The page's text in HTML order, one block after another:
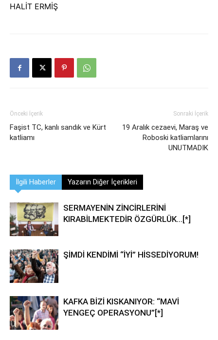
HALİT ERMİŞ
Önceki İçerik
Faşist TC, kanlı sandık ve Kürt
katliamı
Sonraki İçerik
19 Aralık cezaevi, Maraş ve
Roboski katliamlarını
UNUTMADIK
İlgili Haberler Yazarın Diğer İçerikleri
SERMAYENİN ZİNCİRLERİNİ
KIRABİLMEKTEDİR ÖZGÜRLÜK…[*]
ŞİMDİ KENDİMİ “İYİ” HİSSEDİYORUM!
KAFKA BİZİ KISKANIYOR: “MAVİ
YENGEÇ OPERASYONU”[*]